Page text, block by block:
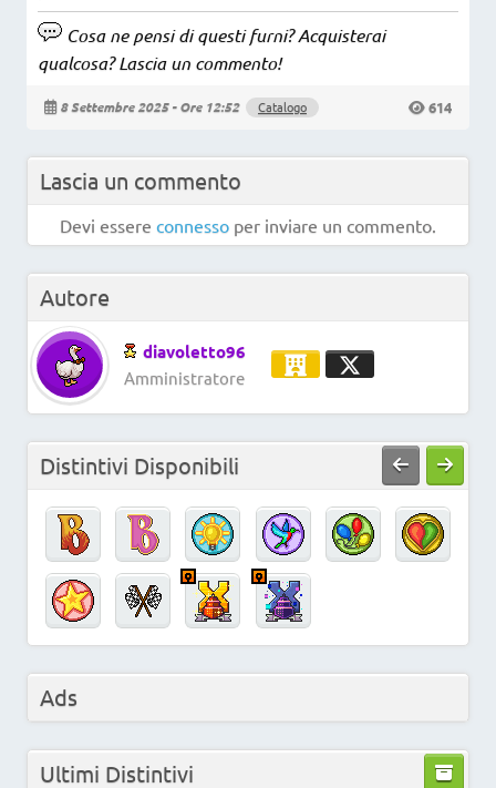
Cosa ne pensi di questi furni? Acquisterai
qualcosa? Lascia un commento!
8 Settembre 2025 - Ore 12:52 Catalogo 614
Lascia un commento
Devi essere connesso per inviare un commento.
Autore
diavoletto96
Amministratore
Distintivi Disponibili
Ads
Ultimi Distintivi